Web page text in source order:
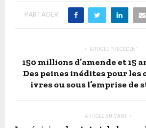
PARTAGER
ARTICLE PRÉCÉDENT
150 millions d’amende et 15
Des peines inédites pour les
ivres ou sous l’emprise de
ARTICLE SUIVANT